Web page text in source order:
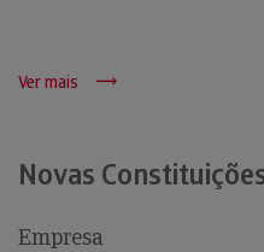
Ver mais
Novas
Empresa